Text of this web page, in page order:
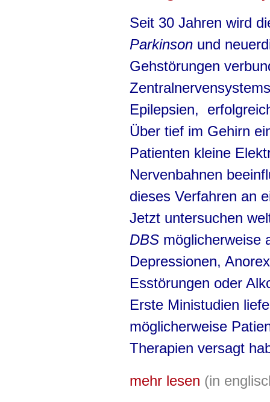
Seit 30 Jahren wird
Parkinson und
Gehstörungen
Epilepsien,
Über tief im Gehirn
Patienten kleine
Nervenbahnen
dieses Verfahren an
Jetzt untersuchen
DBS möglicherweise
Depressionen,
Esstörungen oder
Erste Ministudien
möglicherweise
Therapien versagt
mehr lesen (in